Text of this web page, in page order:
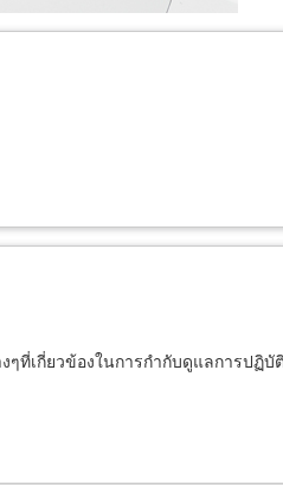
ที่เกี่ยวข้องในการกำกับดูแลการป